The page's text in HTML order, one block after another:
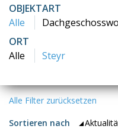
OBJEKTART
Alle
ORT
Alle
Steyr
Alle Filter zurücksetzen
Sortieren nach